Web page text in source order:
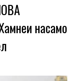
насамо